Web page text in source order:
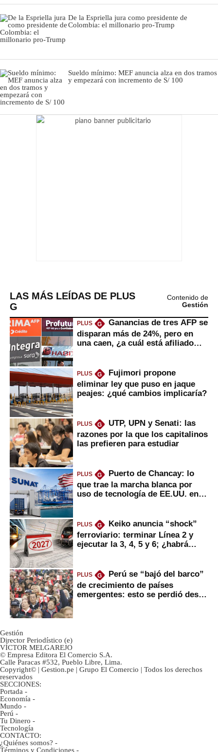
De la Espriella jura como presidente de
Colombia: el millonario pro-Trump
Sueldo mínimo: MEF anuncia alza en dos tramos
y empezará con incremento de S/ 100
LAS MÁS LEÍDAS DE PLUS
G
Contenido de
Gestión
PLUS G
Ganancias de tres AFP se
disparan más de 24%, pero en
una caen, ¿a cuál está afiliado
PLUS G
Fujimori propone
eliminar ley que puso en jaque
peajes: ¿qué cambios implicaría?
PLUS G
UTP, UPN y Senati: las
razones por la que los capitalinos
las prefieren para estudiar
PLUS G
Puerto de Chancay: lo
que trae la marcha blanca por
uso de tecnología de EE.UU. en
PLUS G
Keiko anuncia “shock”
ferroviario: terminar Línea 2 y
ejecutar la 3, 4, 5 y 6; ¿habrá
PLUS G
Perú se “bajó del barco”
de crecimiento de países
emergentes: esto se perdió desde
Gestión
Director Periodístico (e)
VÍCTOR MELGAREJO
© Empresa Editora El Comercio S.A.
Calle Paracas #532, Pueblo Libre, Lima.
Copyright© | Gestion.pe | Grupo El Comercio | Todos los derechos
reservados
SECCIONES:
Portada -
Economía -
Mundo -
Perú -
Tu Dinero -
Tecnología
CONTACTO:
¿Quiénes somos? -
Términos y Condiciones -